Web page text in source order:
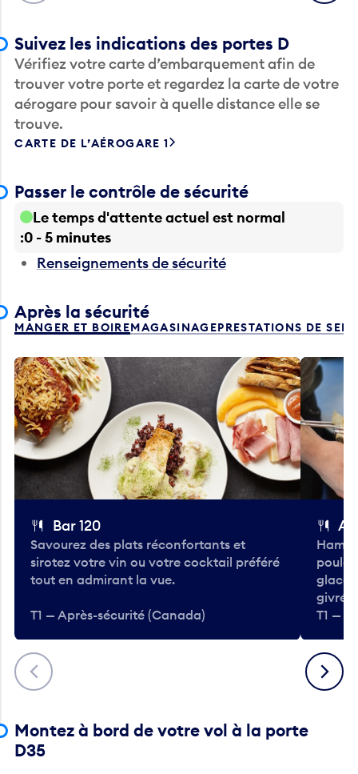
Suivez les indications des portes D
Vérifiez votre carte d’embarquement afin de
trouver votre porte et regardez la carte de votre
aérogare pour savoir à quelle distance elle se
trouve.
CARTE DE L’AÉROGARE 1
Passer le contrôle de sécurité
Le temps d'attente actuel est normal
0 - 5 minutes
Renseignements de sécurité
Après la sécurité
MANGER ET BOIREMAGASINAGEPRESTATIONS DE
Précédent
Bar 120
Savourez des plats réconfortants et
sirotez votre vin ou votre cocktail préféré
tout en admirant la vue.
T1 — Après-sécurité (Canada)
poulet
T1 —
Suivant
Montez à bord de votre vol à la porte
D35